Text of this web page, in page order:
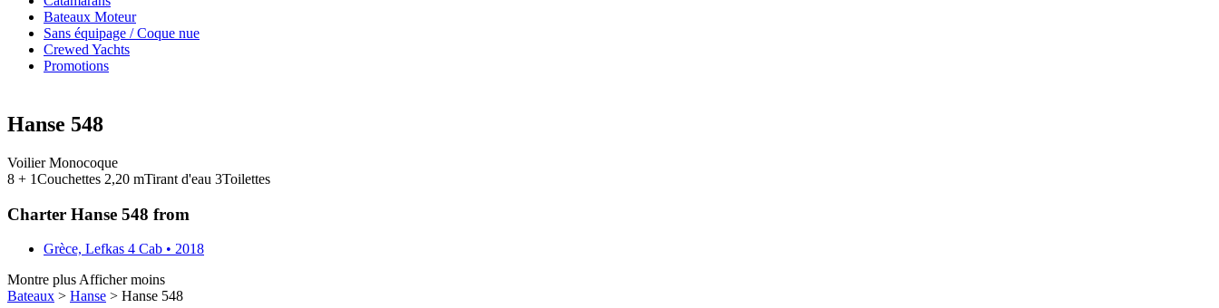
Bateaux Moteur
Sans équipage / Coque nue
Crewed Yachts
Promotions
Hanse 548
Voilier Monocoque
8 + 1Couchettes 2,20 mTirant d'eau 3Toilettes
Charter Hanse 548 from
Grèce, Lefkas 4 Cab • 2018
Montre plus Afficher moins
Bateaux > Hanse > Hanse 548